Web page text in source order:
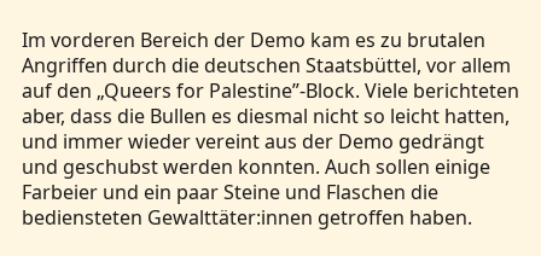
Im vorderen Bereich der Demo kam es zu brutalen
Angriffen durch die deutschen Staatsbüttel, vor allem
auf den „Queers for Palestine”-Block. Viele berichteten
aber, dass die Bullen es diesmal nicht so leicht hatten,
und immer wieder vereint aus der Demo gedrängt
und geschubst werden konnten. Auch sollen einige
Farbeier und ein paar Steine und Flaschen die
bediensteten Gewalttäter:innen getroffen haben.